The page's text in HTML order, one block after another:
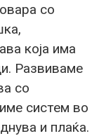
со
која има
Развиваме
со
систем во
и плаќа.